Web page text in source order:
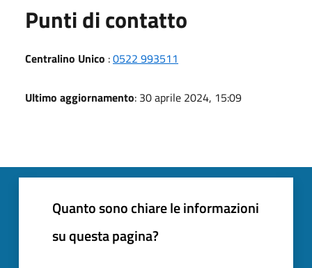
Punti di contatto
Centralino Unico :0522 993511
Ultimo aggiornamento: 30 aprile 2024, 15:09
Quanto sono chiare le informazioni
su questa pagina?